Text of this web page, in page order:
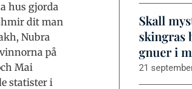
hus gjorda
dit man
Nubra
på
Mai
statister i
Skall
skingras
gnuer i
21